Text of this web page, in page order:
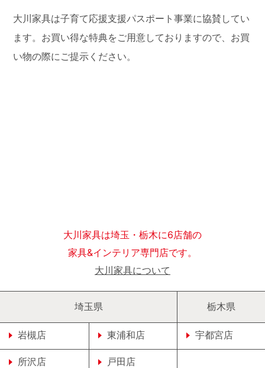
大川家具は子育て応援支援パスポート事業に協賛してい
ます。お買い得な特典をご用意しておりますので、お買
い物の際にご提示ください。
大川家具は埼玉・栃木に6店舗の
家具&インテリア専門店です。
大川家具について
埼玉県
岩槻店 東浦和店
所沢店 戸田店
栃木県
宇都宮店